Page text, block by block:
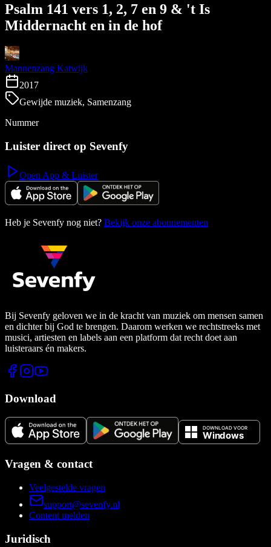
Psalm 141 vers 1, 2, 7 en 9 & 't Is
Middernacht en in de hof
Mannenzang Katwijk
2017
Gewijde muziek, Samenzang
Nummer
Luister direct op Sevenfy
Open App & Luister
Heb je Sevenfy nog niet? Bekijk onze abonnementen
Bij Sevenfy geloven we in de kracht van muziek om mensen samen
en dichter bij God te brengen. Daarom werken we rechtstreeks met
musici, artiesten en labels aan een platform dat recht doet aan
luisteraars én makers.
Download
Vragen & contact
Veelgestelde vragen
support@sevenfy.nl
Content melden
Juridisch